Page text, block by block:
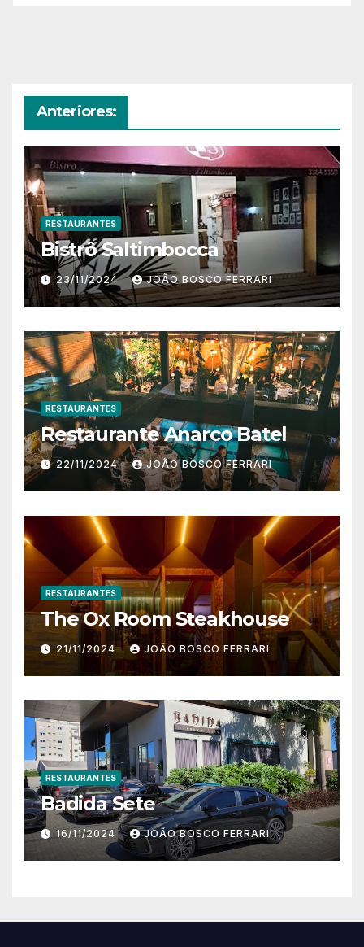
Anteriores:
RESTAURANTES
Bistrô Saltimbocca
23/11/2024 JOÃO BOSCO FERRARI
RESTAURANTES
Restaurante Anarco Batel
22/11/2024 JOÃO BOSCO FERRARI
RESTAURANTES
The Ox Room Steakhouse
21/11/2024 JOÃO BOSCO FERRARI
RESTAURANTES
Badida Sete
16/11/2024 JOÃO BOSCO FERRARI